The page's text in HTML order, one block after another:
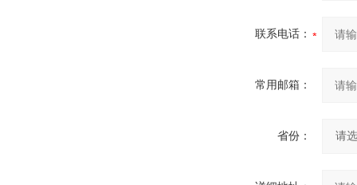
联系电话：
常用邮箱：
省份：